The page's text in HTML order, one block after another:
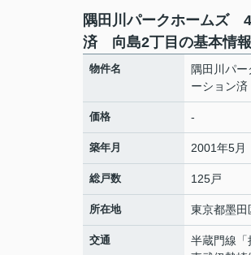
隅田川パークホーム
済 向島2丁目の基本情報
物件名
隅田川パ
ーション
価格 -
築年月 2001年5月
総戸数 125戸
所在地 東京都墨田
交通 半蔵門線 「